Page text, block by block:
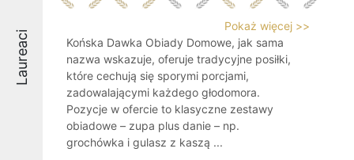
Laureaci
Pokaż więcej >>
Końska Dawka Obiady Domowe, jak sama
nazwa wskazuje, oferuje tradycyjne posiłki,
które cechują się sporymi porcjami,
zadowalającymi każdego głodomora.
Pozycje w ofercie to klasyczne zestawy
obiadowe – zupa plus danie – np.
grochówka i gulasz z kaszą ...